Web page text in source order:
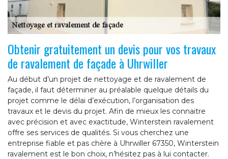
Obtenir gratuitement un devis pour vos travaux
de ravalement de façade à Uhrwiller
Au début d’un projet de nettoyage et de ravalement de
façade, il faut déterminer au préalable quelque détails du
projet comme le délai d’exécution, l’organisation des
travaux et le devis du projet. Afin de mieux les connaitre
avec précision et avec exactitude, Winterstein ravalement
offre ses services de qualités. Si vous cherchez une
entreprise fiable et pas chère à Uhrwiller 67350, Winterstein
ravalement est le bon choix, n’hésitez pas à lui contacter.